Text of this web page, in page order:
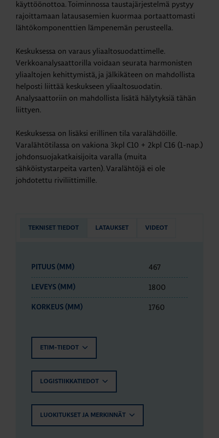
käyttöönottoa. Toiminnossa taustajärjestelmä pystyy
rajoittamaan latausasemien kuormaa portaattomasti
lähtökomponenttien lämpenemän perusteella.
Keskuksessa on varaus yliaaltosuodattimelle.
Verkkoanalysaattorilla voidaan seurata harmonisten
yliaaltojen kehittymistä, ja jälkikäteen on mahdollista
helposti liittää keskukseen yliaaltosuodatin.
Analysaattoriin on mahdollista lisätä hälytyksiä tähän
liittyen.
Keskuksessa on lisäksi erillinen tila varalähdöille.
Varalähtötilassa on vakiona 3kpl C10 + 2kpl C16 (1-nap.)
johdonsuojakatkaisijoita varalla (muita
sähköistystarpeita varten). Varalähtöjä ei ole
johdotettu riviliittimille.
TEKNISET TIEDOT LATAUKSET VIDEOT
PITUUS (MM) 467
LEVEYS (MM) 1800
KORKEUS (MM) 1760
ETIM-TIEDOT
LOGISTIIKKATIEDOT
LUOKITUKSET JA MERKINNÄT